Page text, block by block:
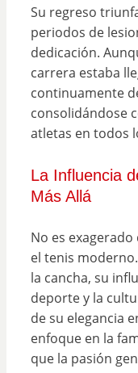
Su regreso
periodos de
dedicación.
carrera estaba
continuamente
consolidándose
atletas en todos
La Influencia
Más Allá
No es
el tenis
la cancha, su
deporte y la
de su elegancia
enfoque en la
que la pasión